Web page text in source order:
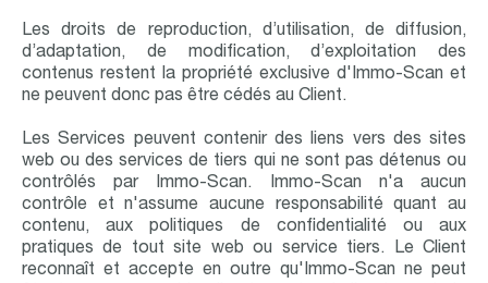
Les droits de reproduction, d’utilisation, de diffusion,
d’adaptation, de modification, d’exploitation des
contenus restent la propriété exclusive d'Immo-Scan et
ne peuvent donc pas être cédés au Client.
Les Services peuvent contenir des liens vers des sites
web ou des services de tiers qui ne sont pas détenus ou
contrôlés par Immo-Scan. Immo-Scan n'a aucun
contrôle et n'assume aucune responsabilité quant au
contenu, aux politiques de confidentialité ou aux
pratiques de tout site web ou service tiers. Le Client
reconnaît et accepte en outre qu'Immo-Scan ne peut